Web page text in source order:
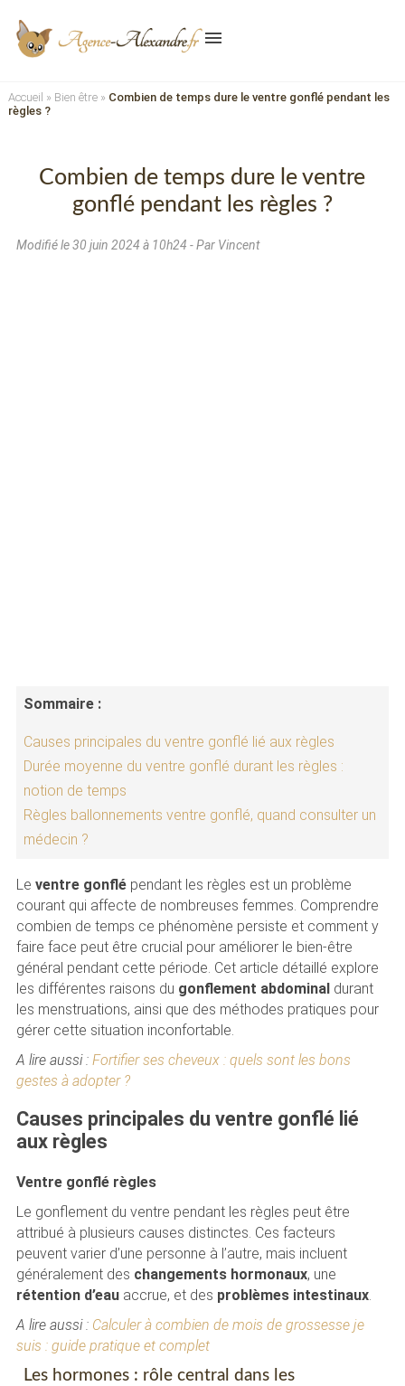
menu
Accueil » Bien être» Combien de temps dure le ventre gonflé pendant les
règles ?
Combien de temps dure le ventre
gonflé pendant les règles ?
Modifié le30 juin 2024 à 10h24 - Par Vincent
Sommaire :
Causes principales du ventre gonflé lié aux règles
Durée moyenne du ventre gonflé durant les règles :
notion de temps
Règles ballonnements ventre gonflé, quand consulter un
médecin ?
Le ventre gonflépendant les règles est un problème
courant qui affecte de nombreuses femmes. Comprendre
combien de temps ce phénomène persiste et comment y
faire face peut être crucial pour améliorer le bien-être
général pendant cette période. Cet article détaillé explore
les différentes raisons du gonflement abdominaldurant
les menstruations, ainsi que des méthodes pratiques pour
gérer cette situation inconfortable.
A lire aussi : Fortifier ses cheveux : quels sont les bons
gestes à adopter ?
Causes principales du ventre gonflé lié
aux règles
Ventre gonflé règles
Le gonflement du ventre pendant les règles peut être
attribué à plusieurs causes distinctes. Ces facteurs
peuvent varier d’une personne à l’autre, mais incluent
généralement des changements hormonaux, une
rétention d’eauaccrue, et des problèmes intestinaux.
A lire aussi : Calculer à combien de mois de grossesse je
suis : guide pratique et complet
Les hormones : rôle central dans les